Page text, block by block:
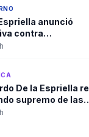
anunció
contra
criminales
De la Espriella
supremo de las
Militares en